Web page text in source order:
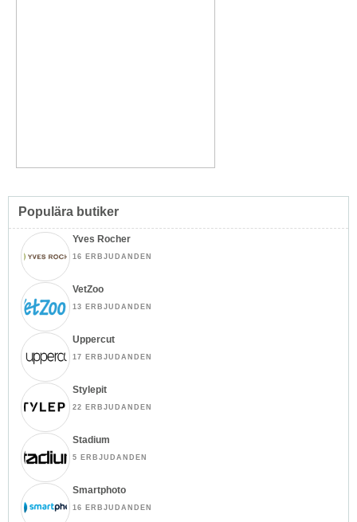
Populära butiker
Yves Rocher
16 ERBJUDANDEN
VetZoo
13 ERBJUDANDEN
Uppercut
17 ERBJUDANDEN
Stylepit
22 ERBJUDANDEN
Stadium
5 ERBJUDANDEN
Smartphoto
16 ERBJUDANDEN